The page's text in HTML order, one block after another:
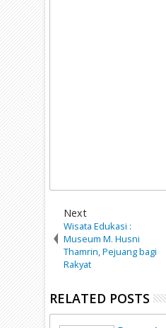
Next
Wisata Edukasi :
Museum M. Husni
Thamrin, Pejuang bagi
Rakyat
RELATED POSTS